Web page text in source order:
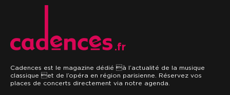
.fr
Cadences est le magazine dédié à l’actualité de la musique
classique et de l’opéra en région parisienne. Réservez vos
places de concerts directement via notre agenda.